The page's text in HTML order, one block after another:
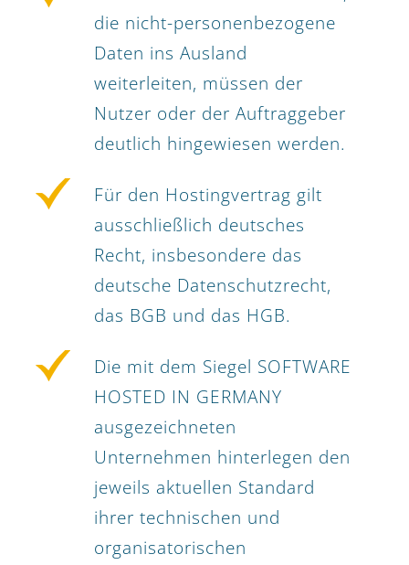
die nicht-personenbezogene
Daten ins Ausland
weiterleiten, müssen der
Nutzer oder der Auftraggeber
deutlich hingewiesen werden.
Für den Hostingvertrag gilt
ausschließlich deutsches
Recht, insbesondere das
deutsche Datenschutzrecht,
das BGB und das HGB.
Die mit dem Siegel SOFTWARE
HOSTED IN GERMANY
ausgezeichneten
Unternehmen hinterlegen den
jeweils aktuellen Standard
ihrer technischen und
organisatorischen